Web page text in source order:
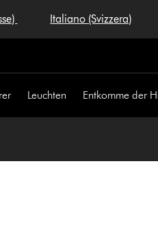
Italiano (Svizzera)
Leuchten Entkomme der